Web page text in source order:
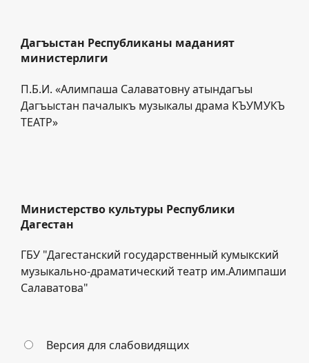
Дагъыстан Республиканы маданият
министерлиги
П.Б.И. «Алимпаша Салаватовну атындагъы
Дагъыстан пачалыкъ музыкалы драма КЪУМУКЪ
ТЕАТР»
Министерство культуры Республики
Дагестан
ГБУ "Дагестанский государственный кумыкский
музыкально-драматический театр им.Алимпаши
Салаватова"
Версия для слабовидящих